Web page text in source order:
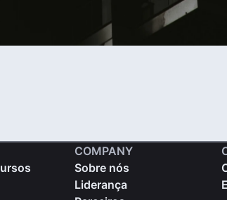
COMPANY
Sobre nós
Liderança